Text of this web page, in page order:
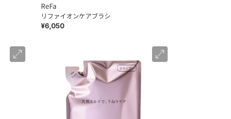
ReFa
リファイオンケアブラシ
¥6,050